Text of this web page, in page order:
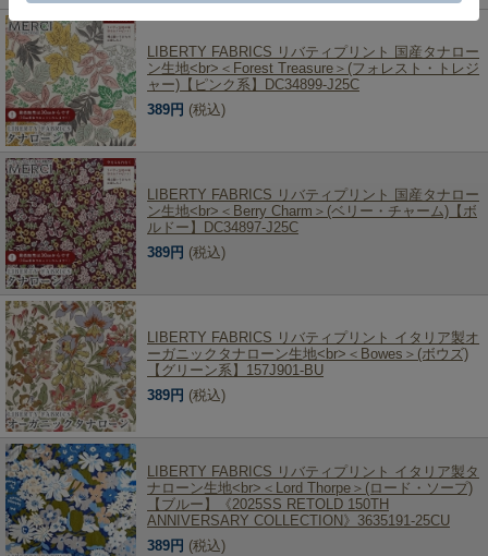
LIBERTY FABRICS リバティプリント 国産タナロー
ン生地<br>＜Forest Treasure＞(フォレスト・トレジ
ャー)【ピンク系】DC34899-J25C
389円 (税込)
LIBERTY FABRICS リバティプリント 国産タナロー
ン生地<br>＜Berry Charm＞(ベリー・チャーム)【ボ
ルドー】DC34897-J25C
389円 (税込)
LIBERTY FABRICS リバティプリント イタリア製オ
ーガニックタナローン生地<br>＜Bowes＞(ボウズ)
【グリーン系】157J901-BU
389円 (税込)
LIBERTY FABRICS リバティプリント イタリア製タ
ナローン生地<br>＜Lord Thorpe＞(ロード・ソープ)
【ブルー】《2025SS RETOLD 150TH
ANNIVERSARY COLLECTION》3635191-25CU
389円 (税込)